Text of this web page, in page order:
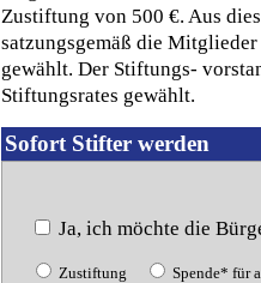
Zustiftung von 500 €. Aus
satzungsgemäß die
gewählt. Der Stiftungs-
Stiftungsrates gewählt.
Sofort Stifter werden
Ja, ich möchte die
Zustiftung
Spende* für